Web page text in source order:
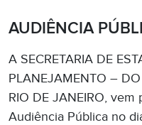
AUDIÊNCIA
A SECRETARIA DE
PLANEJAMENTO –
RIO DE JANEIRO,
Audiência Pública no